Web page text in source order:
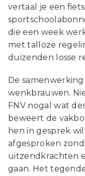
vertaal je een
die een week
met talloze
duizenden losse
De
wenkbrauwen.
FNV nogal wat
beweert de
hen in gesprek
afgesproken
uitzendkrachten
gaan. Het